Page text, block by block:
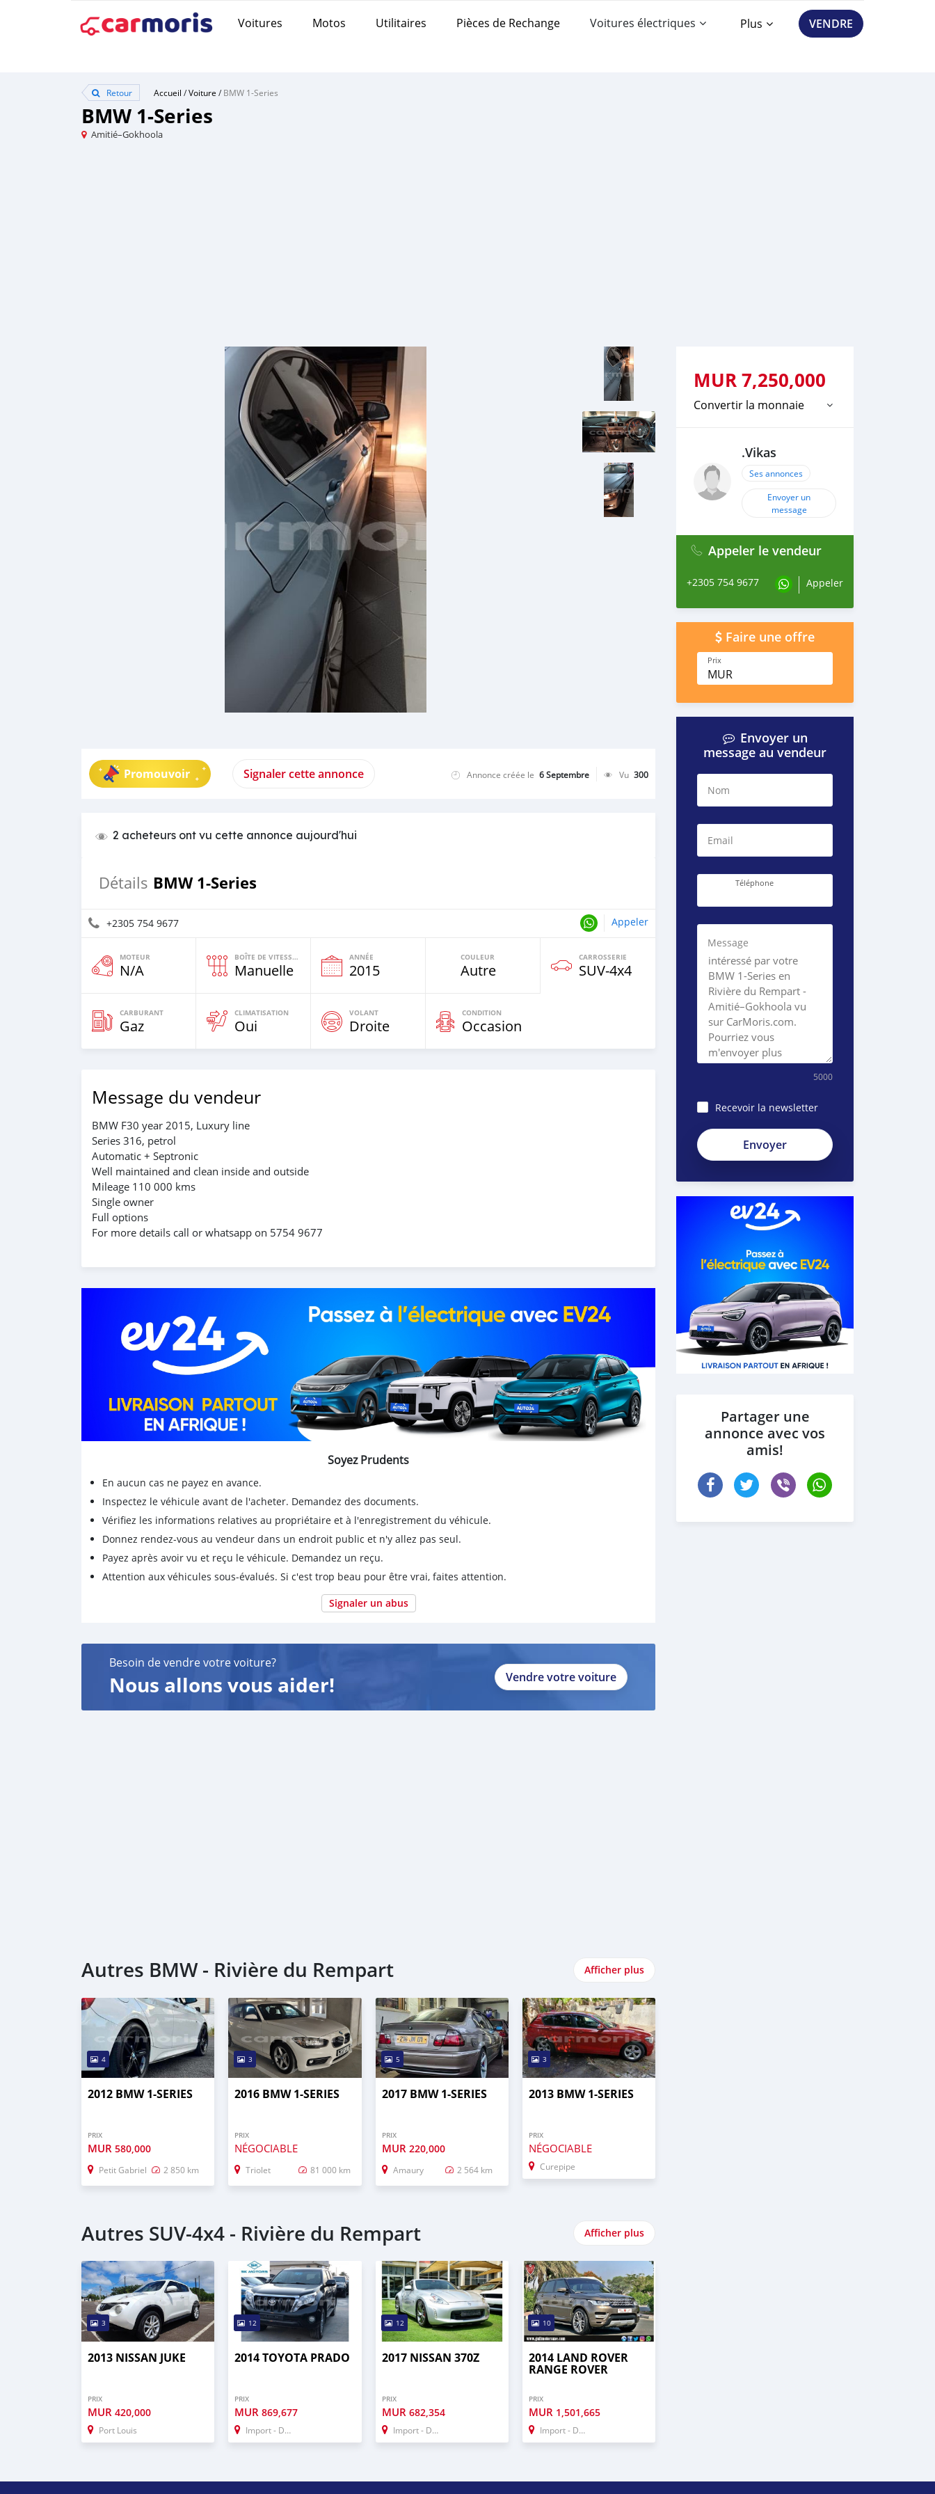
Voitures Motos Utilitaires Pièces de Rechange Voitures électriques Plus VENDRE
Retour Accueil /Voiture /BMW 1-Series
BMW 1-Series
Amitié–Gokhoola
Promouvoir Signaler cette annonce Annonce créée le 6 Septembre Vu 300
2 acheteurs ont vu cette annonce aujourd'hui
Détails BMW 1-Series
+2305 754 9677 Appeler
MOTEUR
N/A
BOÎTE DE VITESSES
Manuelle
ANNÉE
2015
COULEUR
Autre
CARROSSERIE
SUV‒4x4
CARBURANT
Gaz
CLIMATISATION
Oui
VOLANT
Droite
CONDITION
Occasion
Message du vendeur
BMW F30 year 2015, Luxury line
Series 316, petrol
Automatic + Septronic
Well maintained and clean inside and outside
Mileage 110 000 kms
Single owner
Full options
For more details call or whatsapp on 5754 9677
Soyez Prudents
En aucun cas ne payez en avance.
Inspectez le véhicule avant de l'acheter. Demandez des documents.
Vérifiez les informations relatives au propriétaire et à l'enregistrement du véhicule.
Donnez rendez-vous au vendeur dans un endroit public et n'y allez pas seul.
Payez après avoir vu et reçu le véhicule. Demandez un reçu.
Attention aux véhicules sous-évalués. Si c'est trop beau pour être vrai, faites attention.
Signaler un abus
Besoin de vendre votre voiture?
Nous allons vous aider! Vendre votre voiture
Autres BMW - Rivière du Rempart Afficher plus
4
2012 BMW 1-SERIES
PRIX
MUR 580,000
Petit Gabriel 2 850 km
3
2016 BMW 1-SERIES
PRIX
NÉGOCIABLE
Triolet 81 000 km
5
2017 BMW 1-SERIES
PRIX
MUR 220,000
Amaury 2 564 km
3
2013 BMW 1-SERIES
PRIX
NÉGOCIABLE
Curepipe
Autres SUV‒4x4 - Rivière du Rempart Afficher plus
3
2013 NISSAN JUKE
PRIX
MUR 420,000
Port Louis
12
2014 TOYOTA PRADO
PRIX
MUR869,677
Import - Dubai
12
2017 NISSAN 370Z
PRIX
MUR 682,354
Import - Dubai
10
2014 LAND ROVER
RANGE ROVER
PRIX
MUR 1,501,665
Import - Dubai
MUR7,250,000
Convertir la monnaie
.Vikas
Ses annonces
Envoyer un
message
Appeler le vendeur
+2305 754 9677 Appeler
Faire une offre
Prix
MUR
Envoyer un
message au vendeur
Nom
Email
Téléphone
Message
5000
Recevoir la newsletter
Partager une
annonce avec vos
amis!